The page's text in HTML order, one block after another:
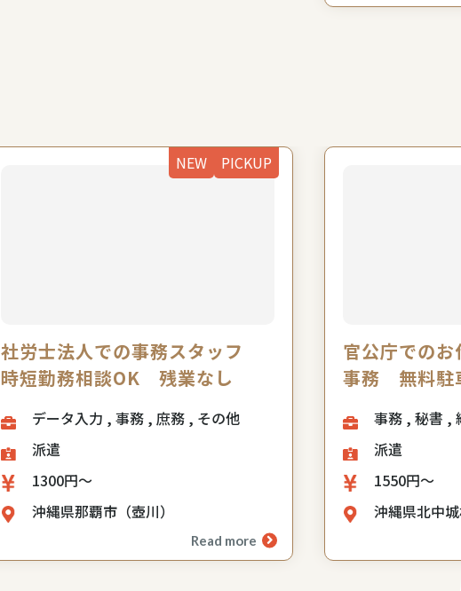
NEW PICKUP
社労士法人での事務スタッフ
時短勤務相談OK 残業なし
データ入力 , 事務 , 庶務 , その他
派遣
1300円～
沖縄県那覇市（壺川）
Read more
官公庁での
事務 無料駐
派遣
1550円～
沖縄県北中